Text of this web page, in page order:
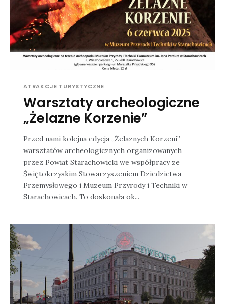
ATRAKCJE TURYSTYCZNE
Warsztaty archeologiczne
„Żelazne Korzenie”
Przed nami kolejna edycja „Żelaznych Korzeni” –
warsztatów archeologicznych organizowanych
przez Powiat Starachowicki we współpracy ze
Świętokrzyskim Stowarzyszeniem Dziedzictwa
Przemysłowego i Muzeum Przyrody i Techniki w
Starachowicach. To doskonała ok...